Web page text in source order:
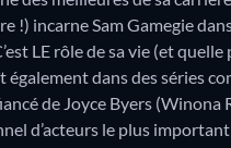
!) incarne Sam Gamegie
LE rôle de sa vie (et
également dans des séries
de Joyce Byers
d’acteurs le plus